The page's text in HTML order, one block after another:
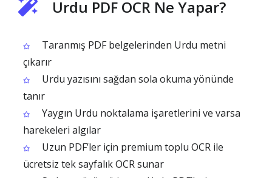
Urdu PDF OCR Ne Yapar?
Taranmış PDF belgelerinden Urdu metni
çıkarır
Urdu yazısını sağdan sola okuma yönünde
tanır
Yaygın Urdu noktalama işaretlerini ve varsa
harekeleri algılar
Uzun PDF’ler için premium toplu OCR ile
ücretsiz tek sayfalık OCR sunar